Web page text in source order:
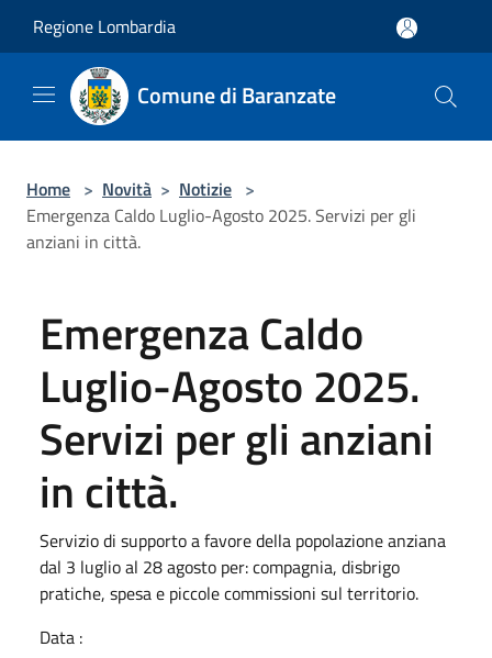
Regione Lombardia
Comune di Baranzate
Home > Novità > Notizie >
Emergenza Caldo Luglio-Agosto 2025. Servizi per gli
anziani in città.
Emergenza Caldo
Luglio-Agosto 2025.
Servizi per gli anziani
in città.
Servizio di supporto a favore della popolazione anziana
dal 3 luglio al 28 agosto per: compagnia, disbrigo
pratiche, spesa e piccole commissioni sul territorio.
Data :